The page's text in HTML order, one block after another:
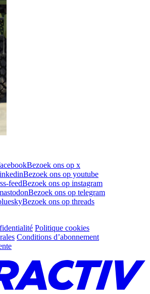
Bezoek ons op x
Bezoek ons op youtube
feedBezoek ons op instagram
Bezoek ons op telegram
Bezoek ons op threads
Politique cookies
Conditions d’abonnement